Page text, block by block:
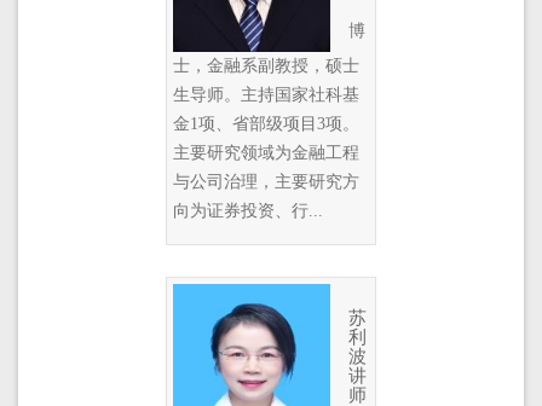
博
士，金融系副教授，硕士
生导师。主持国家社科基
金1项、省部级项目3项。
主要研究领域为金融工程
与公司治理，主要研究方
向为证券投资、行...
苏
利
波
讲
师